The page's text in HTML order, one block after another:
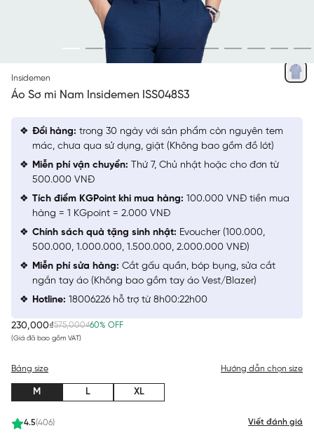
Insidemen
Áo Sơ mi Nam Insidemen ISS048S3
230,000₫575,000₫60% OFF
(Giá đã bao gồm VAT)
4.5(406) Viết đánh giá
Bảng size Hướng dẫn chọn size
M L XL
Đổi hàng: trong 30 ngày với sản phẩm còn nguyên tem
mác, chưa qua sử dụng, giặt (Không bao gồm đồ lót)
Miễn phí vận chuyển: Thứ 7, Chủ nhật hoặc cho đơn từ
500.000 VNĐ
Tích điểm KGPoint khi mua hàng: 100.000 VNĐ tiền mua
hàng = 1 KGpoint = 2.000 VNĐ
Chính sách quà tặng sinh nhật: Evoucher (100.000,
500.000, 1.000.000, 1.500.000, 2.000.000 VNĐ)
Miễn phí sửa hàng: Cắt gấu quần, bóp bụng, sửa cắt
ngắn tay áo (Không bao gồm tay áo Vest/Blazer)
Hotline: 18006226 hỗ trợ từ 8h00:22h00